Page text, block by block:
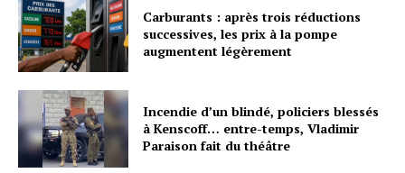
Carburants : après trois réductions
successives, les prix à la pompe
augmentent légèrement
Incendie d’un blindé, policiers blessés
à Kenscoff… entre-temps, Vladimir
Paraison fait du théâtre